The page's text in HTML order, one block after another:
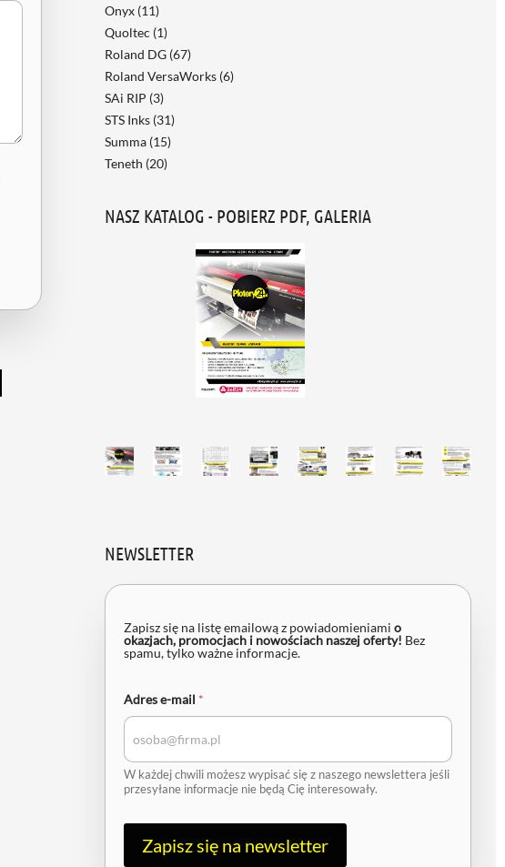
Onyx (11)
Quoltec (1)
Roland DG (67)
Roland VersaWorks (6)
SAi RIP (3)
STS Inks (31)
Summa (15)
Teneth (20)
NASZ KATALOG - POBIERZ PDF, GALERIA
NEWSLETTER
Zapisz się na listę emailową z powiadomieniami o
okazjach, promocjach i nowościach naszej oferty! Bez
spamu, tylko ważne informacje.
d
r
e
-
m
i
Adres e-mail *
W każdej chwili możesz wypisać się z naszego newslettera jeśli
przesyłane informacje nie będą Cię interesowały.
Zapisz się na newsletter